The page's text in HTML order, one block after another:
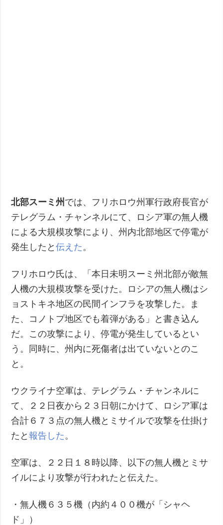
北部スーミ州 では、フリホロウ州軍行政府長官が
テレグラム・チャンネルにて、ロシア軍の無人機
による大規模攻撃により、州内北部地区で停電が
発生したと伝えた 。
フリホロウ氏は、「本日未明スーミ州北部が敵無
人機の大規模攻撃を受けた。ロシアの無人機はシ
ョストキネ地区の民間インフラを攻撃した。ま
た、コノトプ地区でも着弾がある」と書き込ん
だ。この攻撃により、停電が発生しているとい
う。同時に、州内に死傷者は出ていないとのこ
と。
ウクライナ空軍は、テレグラム・チャンネルに
て、２２日夜から２３日朝にかけて、ロシア軍は
合計６７３点の無人機とミサイルで攻撃を仕掛け
たと報告した 。
空軍は、２２日１８時以降、以下の無人機とミサ
イルにより攻撃が行われたと伝えた。
・無人機６３５機（内約４００機が「シャヘ
ド」）